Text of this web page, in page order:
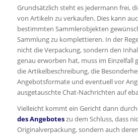
Grundsätzlich steht es jedermann frei,
von Artikeln zu verkaufen. Dies kann
bestimmten Sammlerobjekten
Sammlung zu komplettieren. In der
nicht die Verpackung, sondern den
genau erworben hat, muss im Einzelfall
die Artikelbeschreibung, die
Angebotsformate und eventuell vor
ausgetauschte Chat-Nachrichten auf
Vielleicht kommt ein Gericht dann
des Angeboteszu dem Schluss, dass
Originalverpackung, sondern auch